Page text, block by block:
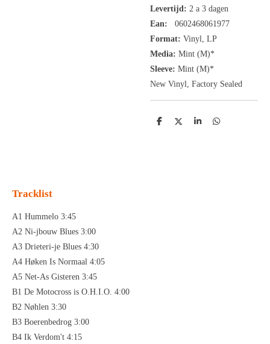
Levertijd: 2 a 3 dagen
Ean:
0602468061977
Format: Vinyl, LP
Media: Mint (M)*
Sleeve: Mint (M)*
New Vinyl, Factory Sealed
D
D
S
D
Tracklist
A1 Hummelo 3:45
A2 Ni-jbouw Blues 3:00
A3 Drieteri-je Blues 4:30
A4 Høken Is Normaal 4:05
A5 Net-As Gisteren 3:45
B1 De Motocross is O.H.I.O. 4:00
B2 Nøhlen 3:30
B3 Boerenbedrog 3:00
B4 Ik Verdom't 4:15